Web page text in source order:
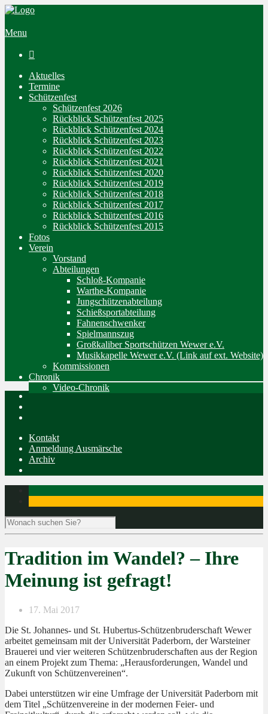
Menu

Aktuelles
Termine
Schützenfest
Schützenfest 2026
Rückblick Schützenfest 2025
Rückblick Schützenfest 2024
Rückblick Schützenfest 2023
Rückblick Schützenfest 2022
Rückblick Schützenfest 2021
Rückblick Schützenfest 2020
Rückblick Schützenfest 2019
Rückblick Schützenfest 2018
Rückblick Schützenfest 2017
Rückblick Schützenfest 2016
Rückblick Schützenfest 2015
Fotos
Verein
Vorstand
Abteilungen
Schloß-Kompanie
Warthe-Kompanie
Jungschützenabteilung
Schießsportabteilung
Fahnenschwenker
Spielmannszug
Großkaliber Sportschützen Wewer e.V.
Musikkapelle Wewer e.V. (Link auf ext. Website)
Kommissionen
Chronik
Video-Chronik
Kontakt
Anmeldung Ausmärsche
Archiv
Tradition im Wandel? – Ihre
Meinung ist gefragt!
17. Mai 2017
Die St. Johannes- und St. Hubertus-Schützenbruderschaft Wewer
arbeitet gemeinsam mit der Universität Paderborn, der Warsteiner
Brauerei und vier weiteren Schützenbruderschaften aus der Region
an einem Projekt zum Thema: „Herausforderungen, Wandel und
Zukunft von Schützenvereinen“.
Dabei unterstützen wir eine Umfrage der Universität Paderborn mit
dem Titel „Schützenvereine in der modernen Feier- und